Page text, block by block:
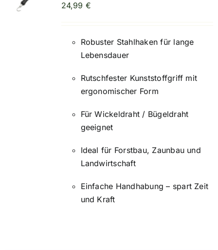
24,99 €
Robuster Stahlhaken für lange
Lebensdauer
Rutschfester Kunststoffgriff mit
ergonomischer Form
Für Wickeldraht / Bügeldraht
geeignet
Ideal für Forstbau, Zaunbau und
Landwirtschaft
Einfache Handhabung – spart Zeit
und Kraft